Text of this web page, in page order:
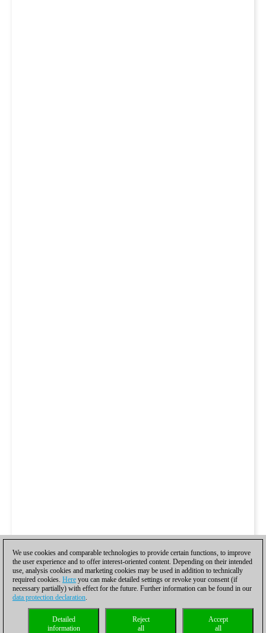
We use cookies and comparable technologies to provide certain functions, to improve
the user experience and to offer interest-oriented content. Depending on their intended
use, analysis cookies and marketing cookies may be used in addition to technically
required cookies. Here you can make detailed settings or revoke your consent (if
necessary partially) with effect for the future. Further information can be found in our
data protection declaration.
Accept
all
Reject
all
Detailed
information